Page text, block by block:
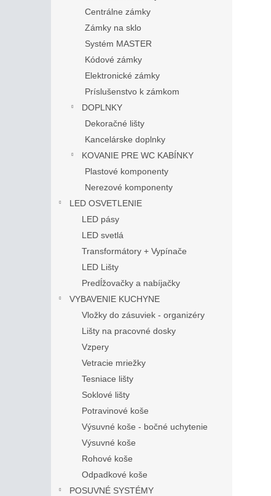
Centrálne zámky
Zámky na sklo
Systém MASTER
Kódové zámky
Elektronické zámky
Príslušenstvo k zámkom
DOPLNKY
Dekoračné lišty
Kancelárske doplnky
KOVANIE PRE WC KABÍNKY
Plastové komponenty
Nerezové komponenty
LED OSVETLENIE
LED pásy
LED svetlá
Transformátory + Vypínače
LED Lišty
Predĺžovačky a nabíjačky
VYBAVENIE KUCHYNE
Vložky do zásuviek - organizéry
Lišty na pracovné dosky
Vzpery
Vetracie mriežky
Tesniace lišty
Soklové lišty
Potravinové koše
Výsuvné koše - bočné uchytenie
Výsuvné koše
Rohové koše
Odpadkové koše
POSUVNÉ SYSTÉMY